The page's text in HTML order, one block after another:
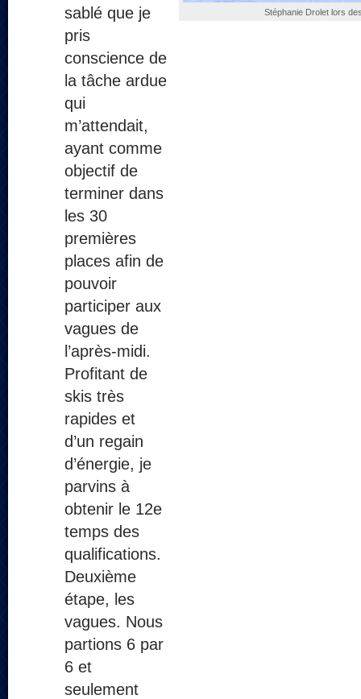
Stéphanie Drolet lors
sablé que je
pris
conscience de
la tâche ardue
qui
m’attendait,
ayant comme
objectif de
terminer dans
les 30
premières
places afin de
pouvoir
participer aux
vagues de
l’après-midi.
Profitant de
skis très
rapides et
d’un regain
d’énergie, je
parvins à
obtenir le 12e
temps des
qualifications.
Deuxième
étape, les
vagues. Nous
partions 6 par
6 et
seulement